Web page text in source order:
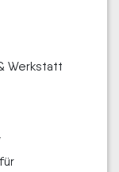
Werkstatt